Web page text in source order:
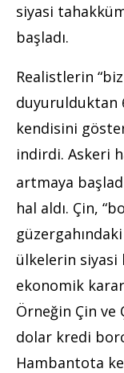
siyasi
başladı.
Realistlerin
duyurulduktan
kendisini
indirdi. Askeri
artmaya
hal aldı. Çin,
ülkelerin siyasi
ekonomik
Örneğin Çin
dolar kredi
Hambantota